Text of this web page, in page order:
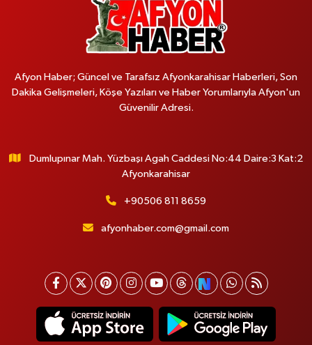
Afyon Haber; Güncel ve Tarafsız Afyonkarahisar Haberleri, Son
Dakika Gelişmeleri, Köşe Yazıları ve Haber Yorumlarıyla Afyon'un
Güvenilir Adresi.
Dumlupınar Mah. Yüzbaşı Agah Caddesi No:44 Daire:3 Kat:2
Afyonkarahisar
+90506 811 8659
afyonhaber.com@gmail.com